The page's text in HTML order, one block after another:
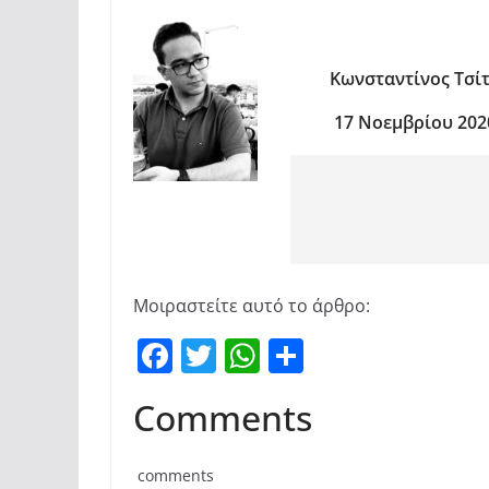
Κωνσταντίνος
17 Νοεμβρίου
Μοιραστείτε αυτό το άρθρο:
F
c
e
T
itt
W
at ρ
Comments
comments